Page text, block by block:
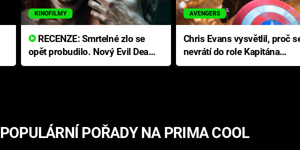
KINOFILMY
RECENZE: Smrtelné zlo se
opět probudilo. Nový Evil Dead
přichází s neodolatelnou
AVENGERS
Chris Evans vysvětlil, proč
nevrátí do role Kapitána
Ameriky
POPULÁRNÍ POŘADY NA PRIMA COOL